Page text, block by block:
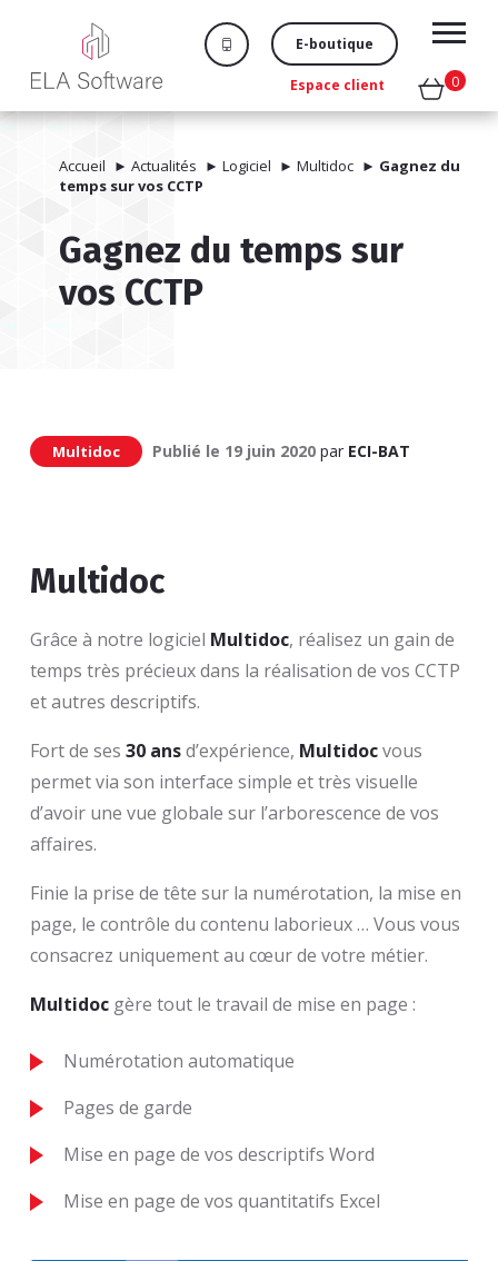
E-boutique
0
Espace client
Accueil ► Actualités ► Logiciel ► Multidoc ► Gagnez du
temps sur vos CCTP
Gagnez du temps sur
vos CCTP
Multidoc Publié le 19 juin 2020 par ECI-BAT
Multidoc
Grâce à notre logiciel Multidoc, réalisez un gain de
temps très précieux dans la réalisation de vos CCTP
et autres descriptifs.
Fort de ses 30 ansd’expérience, Multidocvous
permet via son interface simple et très visuelle
d’avoir une vue globale sur l’arborescence de vos
affaires.
Finie la prise de tête sur la numérotation, la mise en
page, le contrôle du contenu laborieux … Vous vous
consacrez uniquement au cœur de votre métier.
Multidocgère tout le travail de mise en page :
Numérotation automatique
Pages de garde
Mise en page de vos descriptifs Word
Mise en page de vos quantitatifs Excel